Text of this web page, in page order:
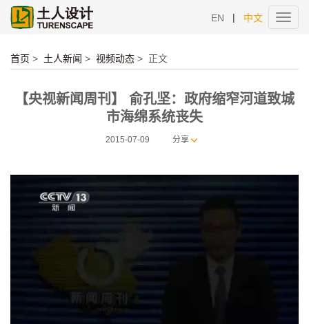
EN | 中文
首页 > 土人新闻 > 视频动态 > 正文
【央视新闻周刊】 俞孔坚：政府缩窄河道致城
市海绵系统丧失
2015-07-09 分享